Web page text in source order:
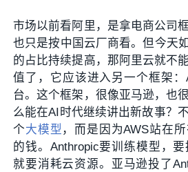
市场以前看阿里，是拿电商公司
也只是按中国云厂商看。但今天
的占比持续提高，那阿里云就不
值了，它应该进入另一个框架
台。这个框架，很像亚马逊，也
么能在AI时代继续讲出新故事？
个大模型 ，而是因为AWS站在
的钱。Anthropic要训练模型，要
就要消耗云资源。亚马逊投了